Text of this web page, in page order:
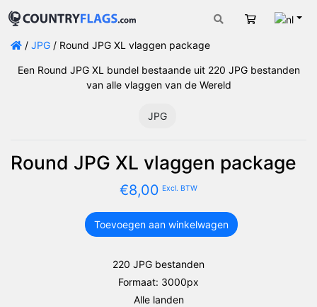
Winkelwagen
/ JPG / Round JPG XL vlaggen package
Een Round JPG XL bundel bestaande uit 220 JPG bestanden
van alle vlaggen van de Wereld
JPG
Round JPG XL vlaggen package
€8,00 Excl. BTW
Round
Toevoegen aan winkelwagen
220 JPG bestanden
Formaat: 3000px
Alle landen